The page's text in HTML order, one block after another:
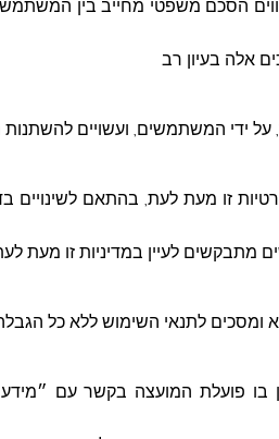
הסכם משפטי מחייב בין
אלה בעיון רב
על ידי המשתמשים, ועשויים
זו מעת לעת, בהתאם לשינויים
לעיין במדיניות זו מעת
לתנאי השימוש ללא כל
בו פועלת המועצה בקשר עם